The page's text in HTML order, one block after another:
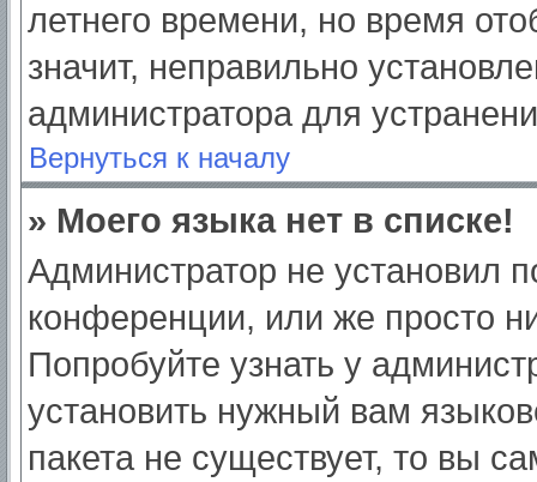
летнего времени, но время
значит, неправильно
администратора для
Вернуться к началу
» Моего языка нет в списке!
Администратор не установил
конференции, или же просто
Попробуйте узнать у
установить нужный вам
пакета не существует, то вы